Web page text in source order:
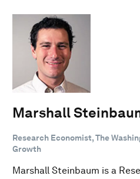
Marshall
Research Economist, The
Growth
Marshall Steinbaum is a